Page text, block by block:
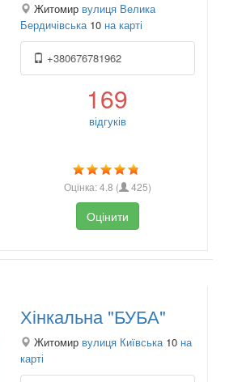
Житомир вулиця Велика
Бердичівська10 на карті
+380676781962
169
відгуків
Оцінка:4.8 ( 425)
Оцінити
Хінкальна "БУБА"
Житомир вулиця Київська 10 на
карті